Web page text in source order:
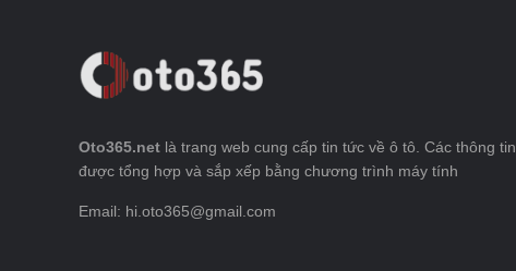
Oto365.net là trang web cung cấp tin tức về ô tô. Các thông tin
được tổng hợp và sắp xếp bằng chương trình máy tính
Email: hi.oto365@gmail.com